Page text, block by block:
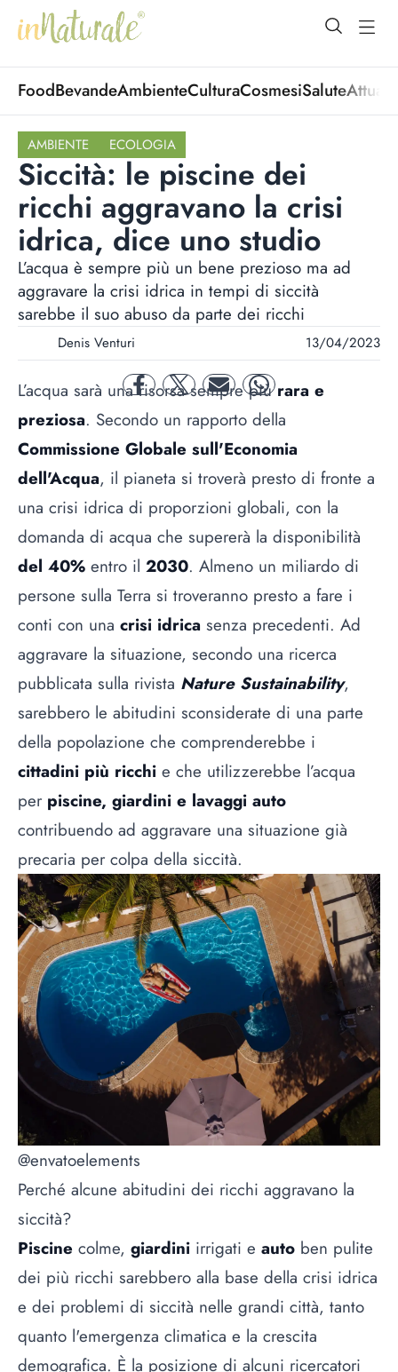
open
FoodBevandeAmbienteCulturaCosmesiSalute
AMBIENTE ECOLOGIA
Siccità: le piscine dei
ricchi aggravano la crisi
idrica, dice uno studio
L’acqua è sempre più un bene prezioso ma ad
aggravare la crisi idrica in tempi di siccità
sarebbe il suo abuso da parte dei ricchi
Denis Venturi 13/04/2023
facebooktwitter mail whatsapp
L’acqua sarà una risorsa sempre piùrara e
preziosa. Secondo un rapporto della
Commissione Globale sull'Economia
dell'Acqua, il pianeta si troverà presto di fronte a
una crisi idrica di proporzioni globali, con la
domanda di acqua che supererà la disponibilità
del 40% entro il 2030. Almeno un miliardo di
persone sulla Terra si troveranno presto a fare i
conti con una crisi idrica senza precedenti. Ad
aggravare la situazione, secondo una ricerca
pubblicata sulla rivista Nature Sustainability,
sarebbero le abitudini sconsiderate di una parte
della popolazione che comprenderebbe i
cittadini più ricchi e che utilizzerebbe l’acqua
per piscine, giardini e lavaggi auto
contribuendo ad aggravare una situazione già
precaria per colpa della siccità.
@envatoelements
Perché alcune abitudini dei ricchi aggravano la
siccità?
Piscine colme, giardini irrigati e auto ben pulite
dei più ricchi sarebbero alla base della crisi idrica
e dei problemi di siccità nelle grandi città, tanto
quanto l'emergenza climatica e la crescita
demografica. È la posizione di alcuni ricercatori